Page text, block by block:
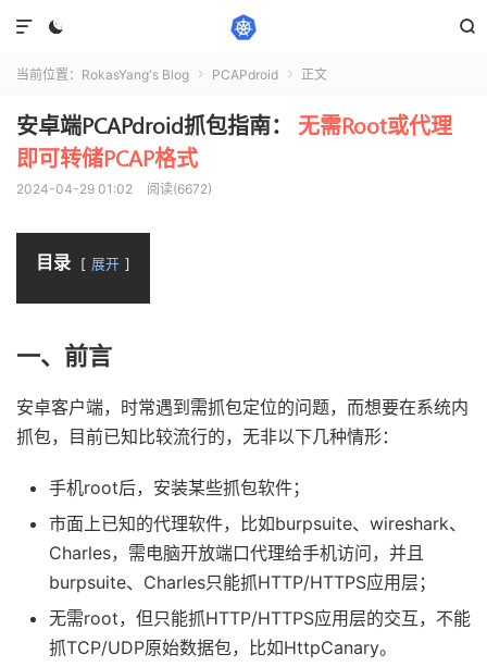



当前位置： RokasYang's Blog  PCAPdroid  正文
安卓端PCAPdroid抓包指南： 无需Root或代理
即可转储PCAP格式
2024-04-29 01:02 阅读(6672)
目录 展开
一、前言
安卓客户端，时常遇到需抓包定位的问题，而想要在系统内
抓包，目前已知比较流行的，无非以下几种情形：
手机root后，安装某些抓包软件；
市面上已知的代理软件，比如burpsuite、wireshark、
Charles，需电脑开放端口代理给手机访问，并且
burpsuite、Charles只能抓HTTP/HTTPS应用层；
无需root，但只能抓HTTP/HTTPS应用层的交互，不能
抓TCP/UDP原始数据包，比如HttpCanary。